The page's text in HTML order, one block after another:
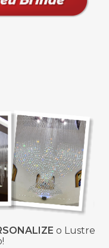
o Lustre